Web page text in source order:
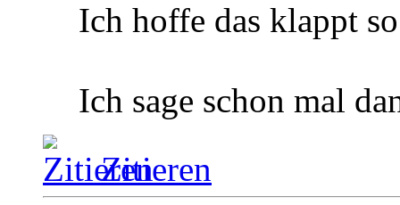
Ich hoffe das klappt
Ich sage schon mal
Zitieren